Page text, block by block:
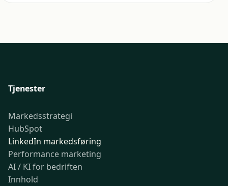
Tjenester
Markedsstrategi
HubSpot
LinkedIn markedsføring
Performance marketing
AI / KI for bedriften
Innhold